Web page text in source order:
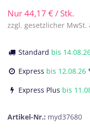
Nur44,17 €/ Stk.
zzgl. gesetzlicher MwSt.
Standard bis
Express bis 12.08.26
Express Plus bis
Artikel-Nr.: myd37680